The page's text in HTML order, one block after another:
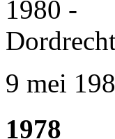
9 mei
1978